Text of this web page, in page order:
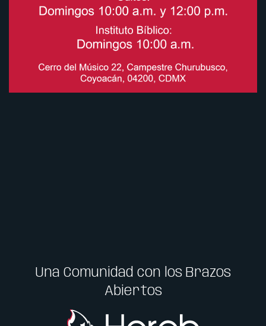
Una Comunidad con los Brazos
Abiertos